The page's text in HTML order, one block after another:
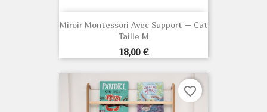
Miroir Montessori Avec Support – Cat
Taille M
Prix
18,00 €
favorite_border